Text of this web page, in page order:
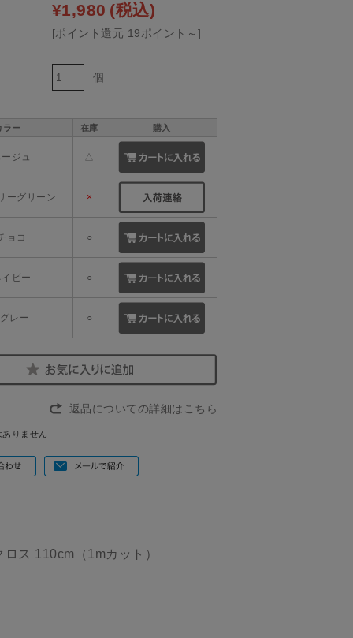
¥1,980 (税込)
[ポイント還元 19ポイント～]
個
ラー 在庫 購入
ジュ △
ーグリーン ×
ョコ ○
ビー ○
レー ○
返品についての詳細はこちら
りません
ス 110cm（1mカット）